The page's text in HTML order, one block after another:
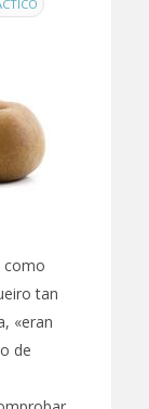
como
tan
«eran
de